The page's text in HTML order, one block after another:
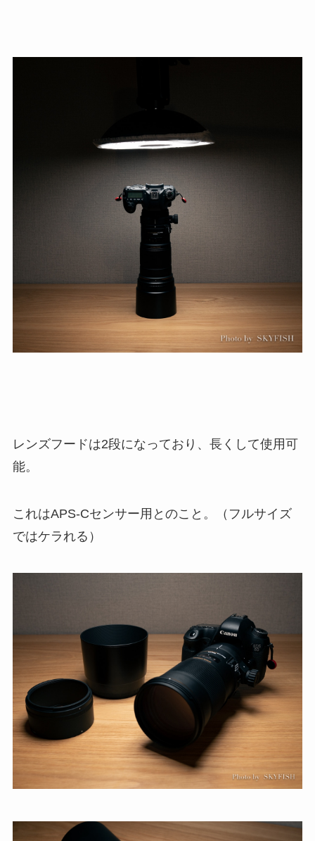
レンズフードは2段になっており、長くして使用可
能。
これはAPS-Cセンサー用とのこと。（フルサイズ
ではケラれる）